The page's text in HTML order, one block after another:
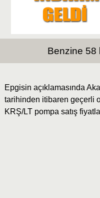
Benzine 58
Epgisin açıklamasında
tarihinden itibaren geçerli
KRŞ/LT pompa satış